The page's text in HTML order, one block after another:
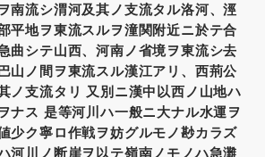
南流シ渭河及其ノ支流タル洛河、涇
平地ヲ東流スルヲ潼関附近ニ於テ合
曲シテ山西、河南ノ省境ヲ東流シ去
山ノ間ヲ東流スル漢江アリ、西荊公
ノ支流タリ 又別ニ漢中以西ノ山地ハ
ナス 是等河川ハ一般ニ大ナル水運ヲ
少ク寧ロ作戦ヲ妨グルモノ尠カラズ
河川ノ断崖ヲ以テ嶺南ノモノハ急灘